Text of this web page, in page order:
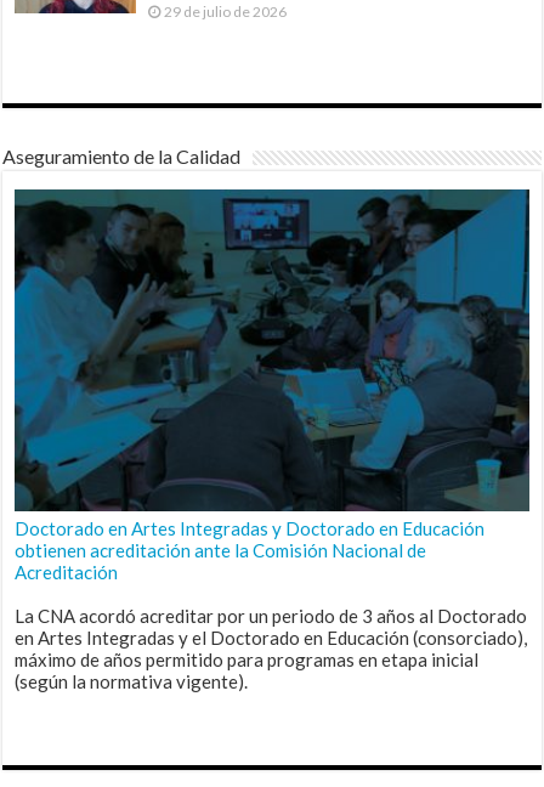
29 de julio de 2026
Aseguramiento de la Calidad
Doctorado en Artes Integradas y Doctorado en Educación
obtienen acreditación ante la Comisión Nacional de
Acreditación
La CNA acordó acreditar por un periodo de 3 años al Doctorado
en Artes Integradas y el Doctorado en Educación (consorciado),
máximo de años permitido para programas en etapa inicial
(según la normativa vigente).